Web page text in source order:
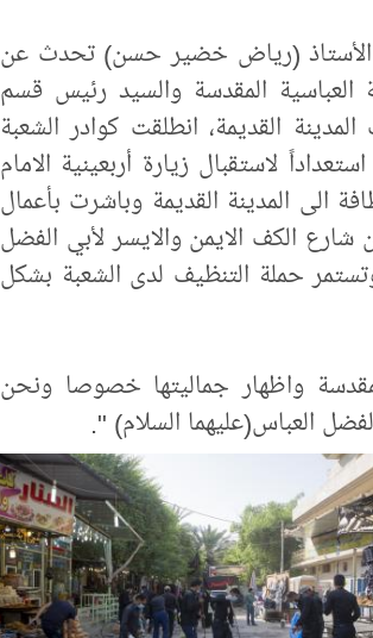
الأستاذ (رياض خضير حسن) تحدث عن
العباسية المقدسة والسيد رئيس قسم
القديمة، انطلقت كوادر الشعبة
لاستقبال زيارة أربعينية الامام
الى المدينة القديمة وباشرت بأعمال
شارع الكف الايمن والايسر لأبي الفضل
حملة التنظيف لدى الشعبة بشكل
واظهار جماليتها خصوصا ونحن
العباس(عليهما السلام) ".